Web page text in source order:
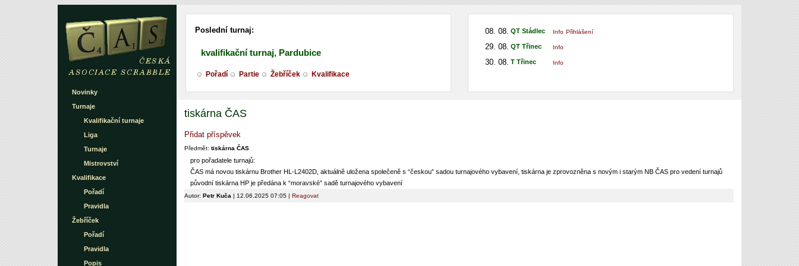
Novinky
Turnaje
Kvalifikační turnaje
Liga
Turnaje
Mistrovství
Kvalifikace
Pořadí
Pravidla
Žebříček
Pořadí
Pravidla
Popis
Poslední turnaj:
kvalifikační turnaj, Pardubice
Pořadí Partie Žebříček Kvalifikace
08. 08. QT Stádlec Info Přihlášení
29. 08. QT Třinec Info
30. 08. T Třinec Info
tiskárna ČAS
Přidat příspěvek
Předmět: tiskárna ČAS
pro pořadatele turnajů:
ČAS má novou tiskárnu Brother HL-L2402D, aktuálně uložena společeně s “českou” sadou turnajového vybavení, tiskárna je zprovozněna s novým i starým NB ČAS pro vedení turnajů
původní tiskárna HP je předána k “moravské” sadě turnajového vybavení
Autor: Petr Kuča | 12.06.2025 07:05 | Reagovat